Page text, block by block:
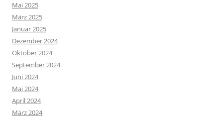
Mai 2025
März 2025
Januar 2025
Dezember 2024
Oktober 2024
September 2024
Juni 2024
Mai 2024
April 2024
März 2024